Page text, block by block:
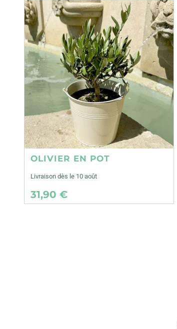
OLIVIER EN POT
Livraison dès le 10 août
31,90 €